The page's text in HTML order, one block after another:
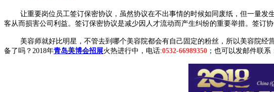
让重要岗位员工签订保密协议，虽然协议在不出事情的时候如同废纸，但一量
客从而损害公司利益。签订保密协议是减少因人才流动而产生纠纷的重要举措。签订
美容师就好比明星，不管去到哪个美容院都会有自己固定的粉丝，所以美容院
备了吗？2018年青岛美博会招展火热进行中，电话:0532-66989350 ；也可以发邮件联系